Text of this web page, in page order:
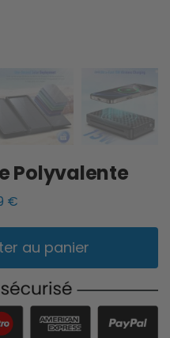
Polyvalente
€
au panier